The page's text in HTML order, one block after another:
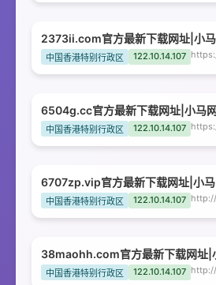
2373ii.com官方最新下载网址|小
中国香港特别行政区 122.10.14.107
6504g.cc官方最新下载网址|小马
中国香港特别行政区 122.10.14.107
6707zp.vip官方最新下载网址|小
中国香港特别行政区 122.10.14.107
38maohh.com官方最新下载网址|
中国香港特别行政区 122.10.14.107